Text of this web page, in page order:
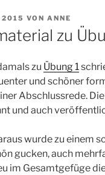
2015 VON ANNE
zu
zu Übung 1
und schöner
Abschlussrede.
und auch
wurde zu einem
gucken, auch
im Gesamtgefüge